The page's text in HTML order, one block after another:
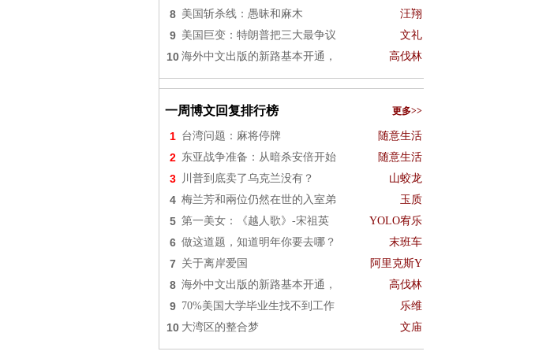
8 美国斩杀线：愚昧和麻木 汪翔
9 美国巨变：特朗普把三大最争议 文礼
10 海外中文出版的新路基本开通， 高伐林
一周博文回复排行榜 更多>>
1 台湾问题：麻将停牌 随意生活
2 东亚战争准备：从暗杀安倍开始 随意生活
3 川普到底卖了乌克兰没有？ 山蛟龙
4 梅兰芳和兩位仍然在世的入室弟 玉质
5 第一美女：《越人歌》-宋祖英 YOLO宥乐
6 做这道题，知道明年你要去哪？ 末班车
7 关于离岸爱国 阿里克斯Y
8 海外中文出版的新路基本开通， 高伐林
9 70%美国大学毕业生找不到工作 乐维
10 大湾区的整合梦 文庙